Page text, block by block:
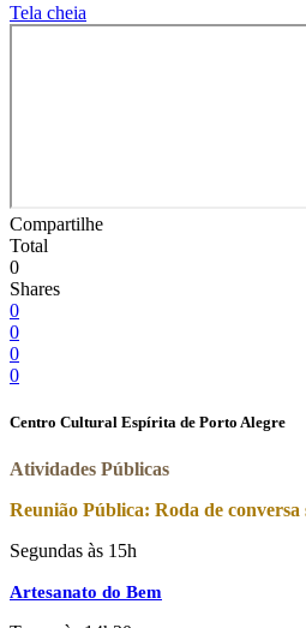
Tela cheia
Compartilhe
Total
0
Shares
0
0
0
0
Centro Cultural Espírita de Porto Alegre
Atividades Públicas
Reunião Pública: Roda de
Segundas às 15h
Artesanato do Bem